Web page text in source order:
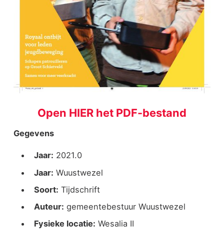
Open HIER het PDF-bestand
Gegevens
Jaar: 2021.0
Jaar: Wuustwezel
Soort: Tijdschrift
Auteur: gemeentebestuur Wuustwezel
Fysieke locatie: Wesalia II